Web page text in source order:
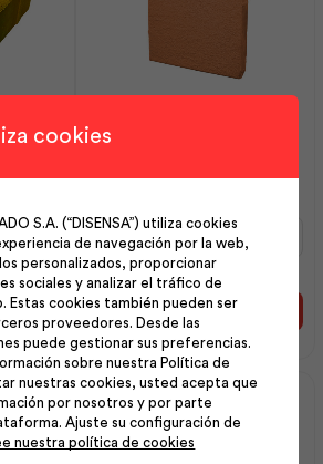
con
Adoquín Corrugado con
Adoquín
Corrugado
con
Sep
Prensado
04x33x33
Rojo
|
Dolmen
cantidad
Añadir al carrito
cookies
S.A. (“DISENSA”) utiliza cookies
de navegación por la web,
personalizados, proporcionar
sociales y analizar el tráfico de
Estas cookies también pueden ser
proveedores. Desde las
puede gestionar sus preferencias.
sobre nuestra Política de
nuestras cookies, usted acepta que
por nosotros y por parte
Ajuste su configuración de
nuestra política de cookies